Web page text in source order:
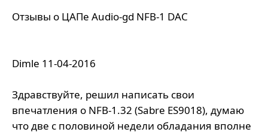
Отзывы о ЦАПе Audio-gd NFB-1 DAC
Dimle 11-04-2016
Здравствуйте, решил написать свои
впечатления о NFB-1.32 (Sabre ES9018), думаю
что две с половиной недели обладания вполне